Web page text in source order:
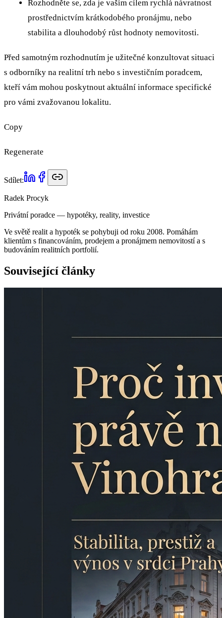
Rozhodněte se, zda je vaším cílem rychlá návratnost
prostřednictvím krátkodobého pronájmu, nebo
stabilita a dlouhodobý růst hodnoty nemovitosti.
Před samotným rozhodnutím je užitečné konzultovat situaci
s odborníky na realitní trh nebo s investičním poradcem,
kteří vám mohou poskytnout aktuální informace specifické
pro vámi zvažovanou lokalitu.
Copy
Regenerate
Sdílet:
Radek Procyk
Privátní poradce — hypotéky, reality, investice
Ve světě realit a hypoték se pohybuji od roku 2008. Pomáhám
klientům s financováním, prodejem a pronájmem nemovitostí a s
budováním realitních portfolií.
Související články